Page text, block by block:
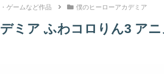
ゲームなど作品 僕のヒーローアカデミア
ミア ふわコロりん3 ア